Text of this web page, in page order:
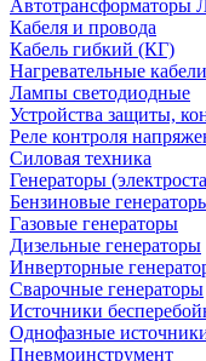
Автотрансформаторы
Кабеля и провода
Кабель гибкий (КГ)
Нагревательные
Лампы светодиодные
Устройства защиты,
Реле контроля
Силовая техника
Генераторы
Бензиновые
Газовые генераторы
Дизельные генераторы
Инверторные
Сварочные генераторы
Источники
Однофазные
Пневмоинструмент